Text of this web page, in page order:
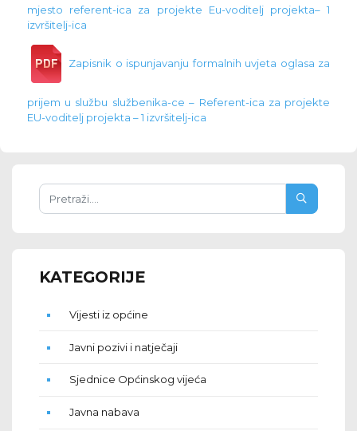
mjesto referent-ica za projekte Eu-voditelj projekta– 1
izvršitelj-ica
Zapisnik o ispunjavanju formalnih uvjeta oglasa za
prijem u službu službenika-ce – Referent-ica za projekte
EU-voditelj projekta – 1 izvršitelj-ica
KATEGORIJE
Vijesti iz općine
Javni pozivi i natječaji
Sjednice Općinskog vijeća
Javna nabava